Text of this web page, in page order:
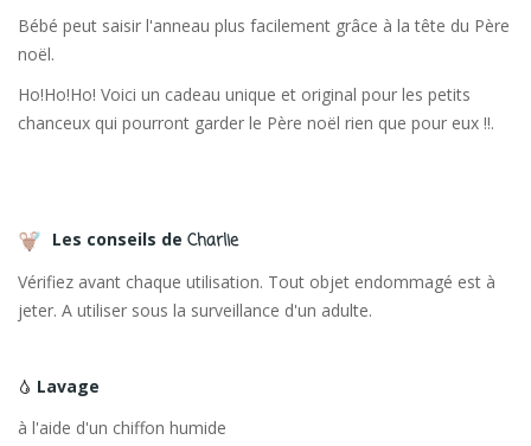
Bébé peut saisir l'anneau plus facilement grâce à la tête du Père
noël.
Ho!Ho!Ho! Voici un cadeau unique et original pour les petits
chanceux qui pourront garder le Père noël rien que pour eux !!.
Les conseils de Charlie
Vérifiez avant chaque utilisation. Tout objet endommagé est à
jeter. A utiliser sous la surveillance d'un adulte.
Lavage
à l'aide d'un chiffon humide